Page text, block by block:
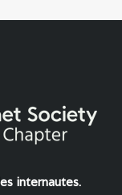
internautes.